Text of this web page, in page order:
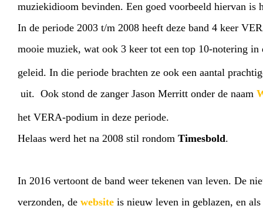
muziekidioom bevinden. Een goed voorbeeld hiervan is
In de periode 2003 t/m 2008 heeft deze band 4 keer
mooie muziek, wat ook 3 keer tot een top 10-notering
geleid. In die periode brachten ze ook een aantal
uit. Ook stond de zanger Jason Merritt onder de naam
het VERA-podium in deze periode.
Helaas werd het na 2008 stil rondom Timesbold.
In 2016 vertoont de band weer tekenen van leven. De
verzonden, de website is nieuw leven in geblazen, en